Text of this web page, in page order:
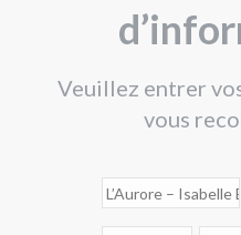
Veuillez entrer
vous